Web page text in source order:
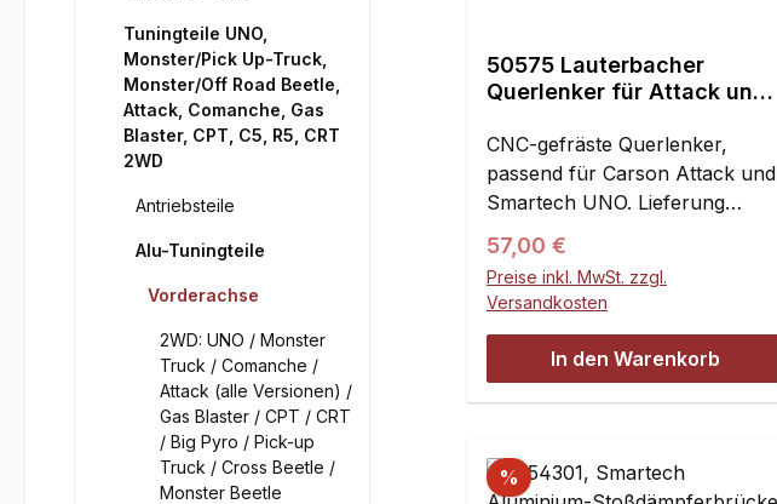
Tuningteile UNO,
Monster/Pick Up-Truck,
Monster/Off Road Beetle,
Attack, Comanche, Gas
Blaster, CPT, C5, R5, CRT
2WD
Antriebsteile
Alu-Tuningteile
Vorderachse
2WD: UNO / Monster
Truck / Comanche /
Attack (alle Versionen) /
Gas Blaster / CPT / CRT
/ Big Pyro / Pick-up
Truck / Cross Beetle /
Monster Beetle
50575 Lauterbacher
Querlenker für Attack und
unten
CNC-gefräste Querlenker,
passend für Carson Attack und
Smartech UNO. Lieferung
erfolgt paarweise wie abgebildet
mit Kugelpfannen und Kugeln.
Regulärer Preis:
57,00 €
Preise inkl. MwSt. zzgl.
Versandkosten
In den Warenkorb
%